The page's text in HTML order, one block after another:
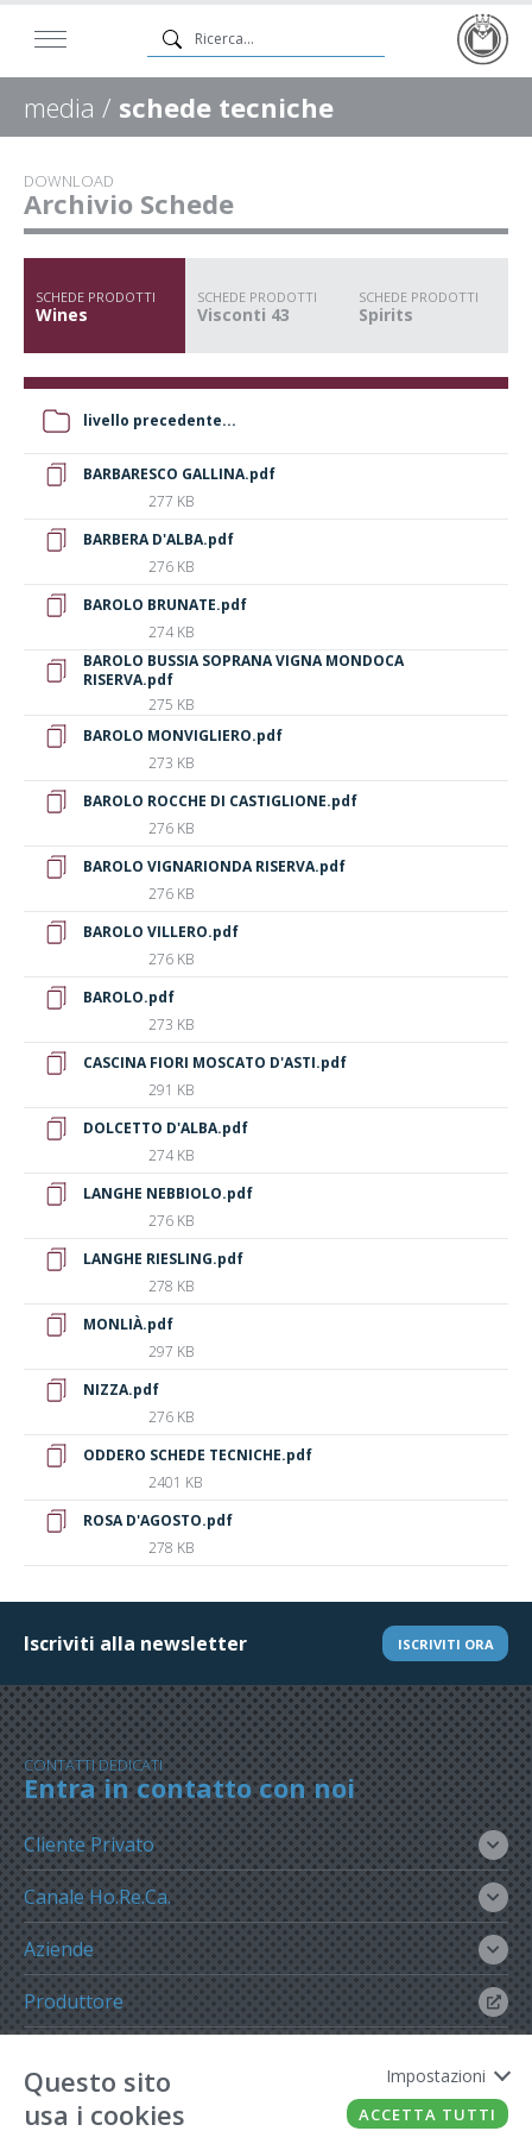
media / schede tecniche
DOWNLOAD
Archivio Schede
SCHEDE PRODOTTI
Wines
SCHEDE PRODOTTI
Visconti 43
SCHEDE PRODOTTI
Spirits
livello precedente...
BARBARESCO GALLINA.pdf
277 KB
BARBERA D'ALBA.pdf
276 KB
BAROLO BRUNATE.pdf
274 KB
BAROLO BUSSIA SOPRANA VIGNA MONDOCA
RISERVA.pdf
275 KB
BAROLO MONVIGLIERO.pdf
273 KB
BAROLO ROCCHE DI CASTIGLIONE.pdf
276 KB
BAROLO VIGNARIONDA RISERVA.pdf
276 KB
BAROLO VILLERO.pdf
276 KB
BAROLO.pdf
273 KB
CASCINA FIORI MOSCATO D'ASTI.pdf
291 KB
DOLCETTO D'ALBA.pdf
274 KB
LANGHE NEBBIOLO.pdf
276 KB
LANGHE RIESLING.pdf
278 KB
MONLIÀ.pdf
297 KB
NIZZA.pdf
276 KB
ODDERO SCHEDE TECNICHE.pdf
2401 KB
ROSA D'AGOSTO.pdf
278 KB
Iscriviti alla newsletter ISCRIVITI ORA
CONTATTI DEDICATI
Entra in contatto con noi
Cliente Privato
Canale Ho.Re.Ca.
Aziende
Produttore
Questo sito
usa i cookies
Impostazioni
ACCETTA TUTTI